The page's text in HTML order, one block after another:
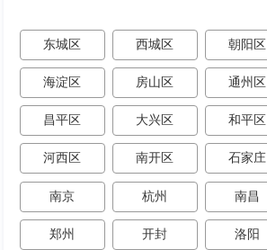
东城区 西城区 朝阳区
海淀区 房山区 通州区
昌平区 大兴区 和平区
河西区 南开区 石家庄
南京 杭州 南昌
郑州 开封 洛阳